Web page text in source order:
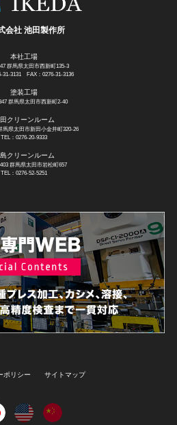
会社 池田製作所
本社工場
群馬県太田市西新町135-3
31-3131
FAX：0276-31-3136
塗装工場
群馬県太田市西新町2-40
クリーンルーム
馬県太田市新田小金井町320-26
TEL：0276-20-9333
クリーンルーム
群馬県太田市岩松町657
TEL：0276-52-5251
ポリシー サイトマップ